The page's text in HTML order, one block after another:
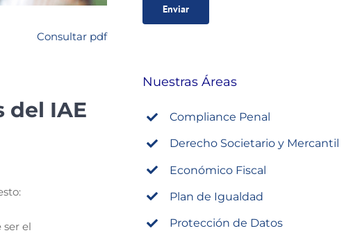
Consultar pdf
del IAE
ser el
Nuestras Áreas
Compliance Penal
Derecho Societario y Mercantil
Económico Fiscal
Plan de Igualdad
Protección de Datos